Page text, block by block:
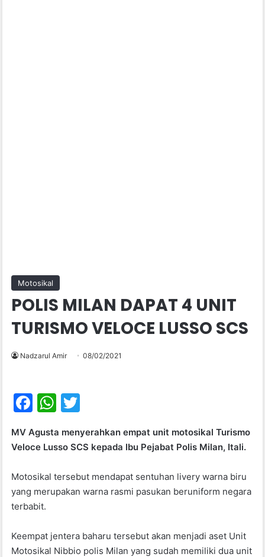
Motosikal
POLIS MILAN DAPAT 4 UNIT
TURISMO VELOCE LUSSO SCS
Nadzarul Amir 08/02/2021
F
c
b
o
o
k
W
at
A
p
itt
MV Agusta menyerahkan empat unit motosikal Turismo
Veloce Lusso SCS kepada Ibu Pejabat Polis Milan, Itali.
Motosikal tersebut mendapat sentuhan livery warna biru
yang merupakan warna rasmi pasukan beruniform negara
terbabit.
Keempat jentera baharu tersebut akan menjadi aset Unit
Motosikal Nibbio polis Milan yang sudah memiliki dua unit